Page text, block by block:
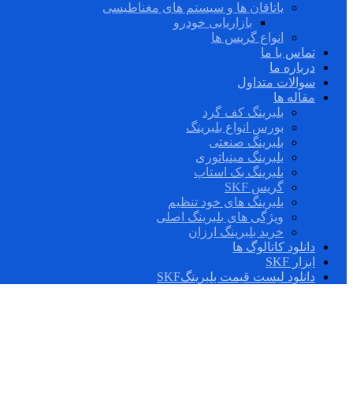
یاتاقان ها و سیستم های مغناطیسی
بازاریابی خودرو
انواع گریس ها
تماس با ما
درباره ما
سوالات متداول
مقاله ها
بلبرینگ کف گرد
بورس انواع بلبرینگ
بلبرینگ صنعتی
بلبرینگ مینیاتوری
بلبرینگ بک استاپ
گریس SKF
بلبرینگ های خود تنظیم
ویژگی های بلبرینگ اصلی
خرید بلبرینگ ارزان
دانلود کاتالوگ ها
ابزار SKF
دانلود لیست قیمت بلبرینگSKF